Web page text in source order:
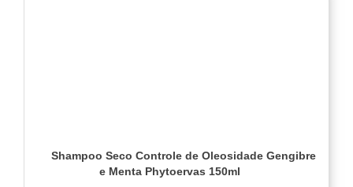
Shampoo Seco Controle de Oleosidade Gengibre
e Menta Phytoervas 150ml